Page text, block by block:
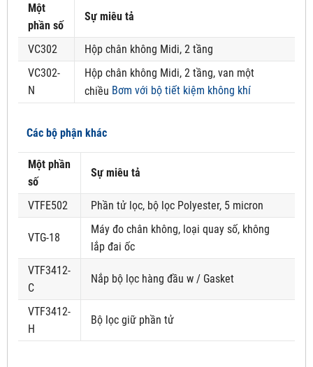
Một
phần số
Sự miêu tả
VC302
Hộp chân không Midi, 2 tầng
VC302-
N
Hộp chân không Midi, 2 tầng, van một
chiều Bơm với bộ tiết kiệm không khí
Các bộ phận khác
Một phần
số
Sự miêu tả
VTFE502 Phần tử lọc, bộ lọc Polyester, 5 micron
VTG-18
Máy đo chân không, loại quay số, không
lắp đai ốc
VTF3412-
C
Nắp bộ lọc hàng đầu w / Gasket
VTF3412-
H
Bộ lọc giữ phần tử